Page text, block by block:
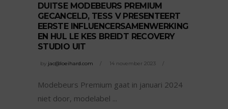
DUITSE MODEBEURS PREMIUM
GECANCELD, TESS V PRESENTEERT
EERSTE INFLUENCERSAMENWERKING
EN HUL LE KES BREIDT RECOVERY
STUDIO UIT
by jac@loeihard.com 14 november 2023
Modebeurs Premium gaat in januari 2024
niet door, modelabel